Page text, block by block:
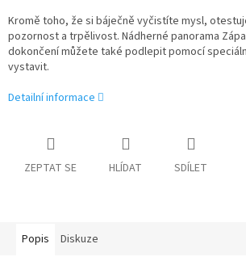
Kromě toho, že si báječně vyčistíte mysl,
pozornost a trpělivost. Nádherné panorama
dokončení můžete také podlepit pomocí
vystavit.
Detailní informace
ZEPTAT SE HLÍDAT SDÍLET
Popis Diskuze